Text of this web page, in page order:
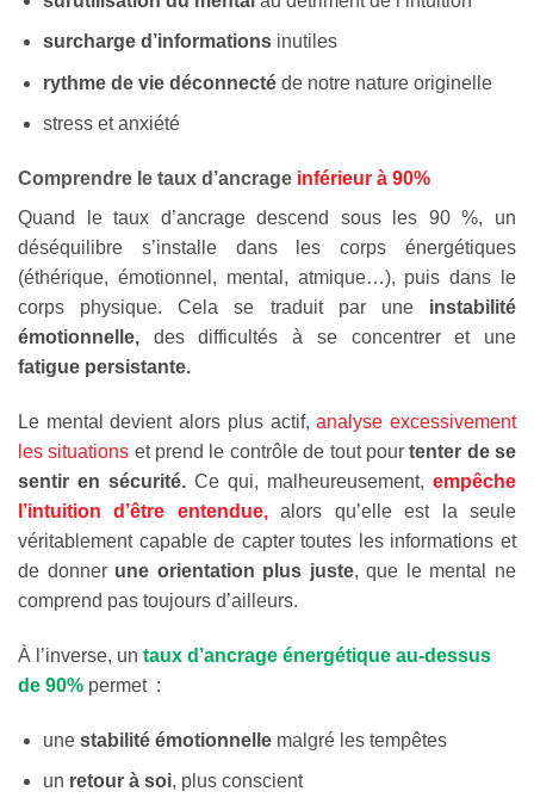
surcharge d’informationsinutiles
rythme de vie déconnectéde notre nature originelle
stress et anxiété
Comprendre le taux d’ancrage inférieur à 90%
Quand le taux d’ancrage descend sous les 90 %, un
déséquilibre s’installe dans les corps énergétiques
(éthérique, émotionnel, mental, atmique…), puis dans le
corps physique. Cela se traduit par une instabilité
émotionnelle, des difficultés à se concentrer et une
fatigue persistante.
Le mental devient alors plus actif,analyse excessivement
les situations et prend le contrôle de tout pourtenter de se
sentir en sécurité. Ce qui, malheureusement, empêche
l’intuition d’être entendue,alors qu’elle est la seule
véritablement capable de capter toutes les informations et
de donner une orientation plus juste, que le mental ne
comprend pas toujours d’ailleurs.
À l’inverse, un taux d’ancrage énergétique au-dessus
de 90% permet :
une stabilité émotionnellemalgré les tempêtes
un retour à soi, plus conscient